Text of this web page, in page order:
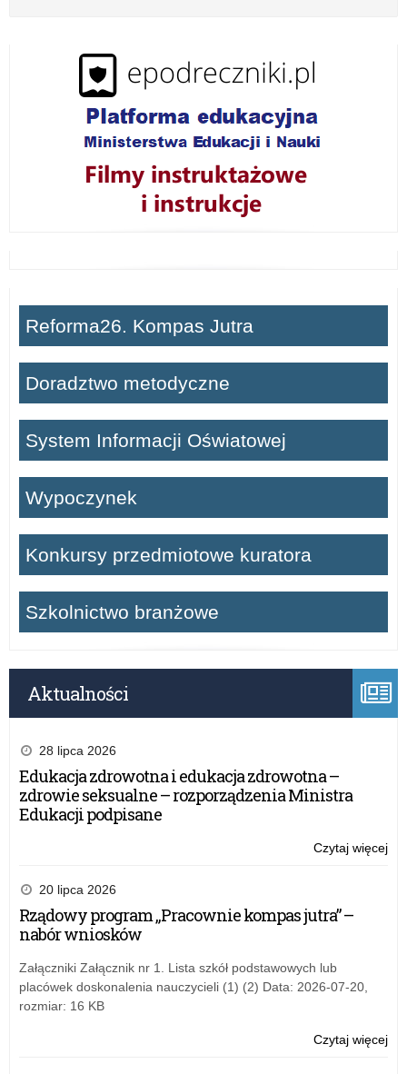
Reforma26. Kompas Jutra
Doradztwo metodyczne
System Informacji Oświatowej
Wypoczynek
Konkursy przedmiotowe kuratora
Szkolnictwo branżowe
Aktualności
28 lipca 2026
Edukacja zdrowotna i edukacja zdrowotna –
zdrowie seksualne – rozporządzenia Ministra
Edukacji podpisane
Czytaj więcej
20 lipca 2026
Rządowy program „Pracownie kompas jutra” –
nabór wniosków
Załączniki Załącznik nr 1. Lista szkół podstawowych lub
placówek doskonalenia nauczycieli (1) (2) Data: 2026-07-20,
rozmiar: 16 KB
Czytaj więcej